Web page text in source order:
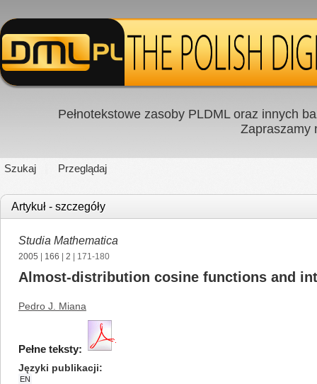
Pełnotekstowe zasoby PLDML oraz innych
Zapraszamy
Szukaj Przeglądaj
Artykuł - szczegóły
Studia Mathematica
2005 166 2 | 171-180
Almost-distribution cosine functions and
Pedro J. Miana
Pełne teksty:
Języki publikacji
EN